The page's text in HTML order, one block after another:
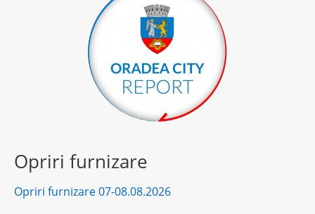
Opriri furnizare
Opriri furnizare 07-08.08.2026